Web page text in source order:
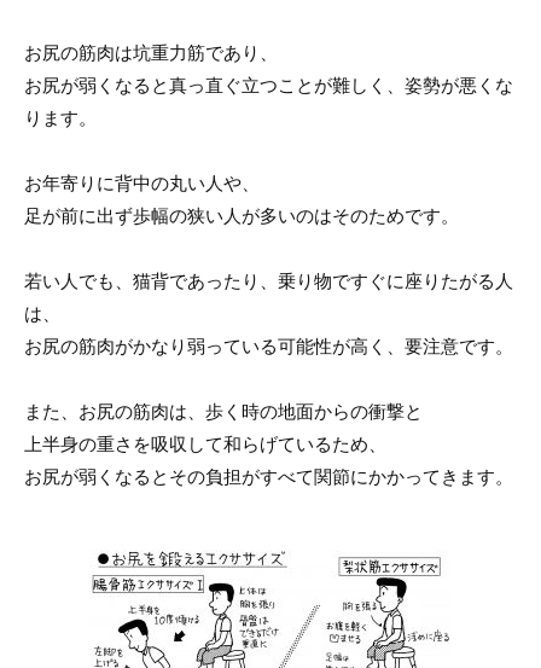
お尻の筋肉は坑重力筋であり、
お尻が弱くなると真っ直ぐ立つことが難しく、姿勢が悪くな
ります。
お年寄りに背中の丸い人や、
足が前に出ず歩幅の狭い人が多いのはそのためです。
若い人でも、猫背であったり、乗り物ですぐに座りたがる人
は、
お尻の筋肉がかなり弱っている可能性が高く、要注意です。
また、お尻の筋肉は、歩く時の地面からの衝撃と
上半身の重さを吸収して和らげているため、
お尻が弱くなるとその負担がすべて関節にかかってきます。